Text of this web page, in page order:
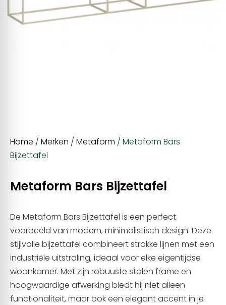
Home /Merken /Metaform / Metaform Bars
Bijzettafel
Metaform Bars Bijzettafel
De Metaform Bars Bijzettafel is een perfect
voorbeeld van modern, minimalistisch design. Deze
stijlvolle bijzettafel combineert strakke lijnen met een
industriële uitstraling, ideaal voor elke eigentijdse
woonkamer. Met zijn robuuste stalen frame en
hoogwaardige afwerking biedt hij niet alleen
functionaliteit, maar ook een elegant accent in je